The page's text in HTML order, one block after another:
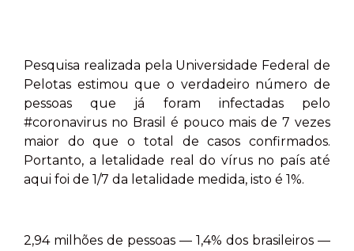
Pesquisa realizada pela Universidade Federal de
Pelotas estimou que o verdadeiro número de
pessoas que já foram infectadas pelo
#coronavirus no Brasil é pouco mais de 7 vezes
maior do que o total de casos confirmados.
Portanto, a letalidade real do vírus no país até
aqui foi de 1/7 da letalidade medida, isto é 1%.
2,94 milhões de pessoas — 1,4% dos brasileiros —